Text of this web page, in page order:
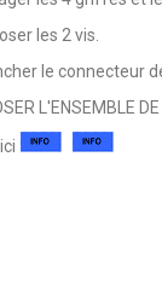
les 2 vis.
le connecteur
L'ENSEMBLE